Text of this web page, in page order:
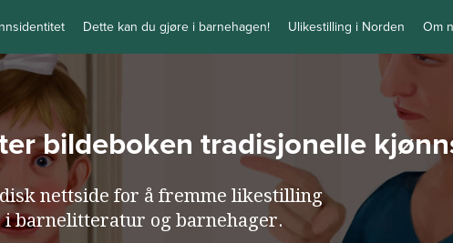
Dette kan du gjøre i barnehagen! Ulikestilling i Norden Om
bildeboken tradisjonelle
nettside for å fremme likestilling
i barnelitteratur og barnehager.